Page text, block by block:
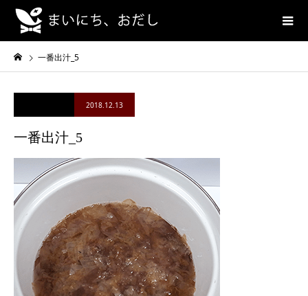
一番出汁_5
2018.12.13
一番出汁_5